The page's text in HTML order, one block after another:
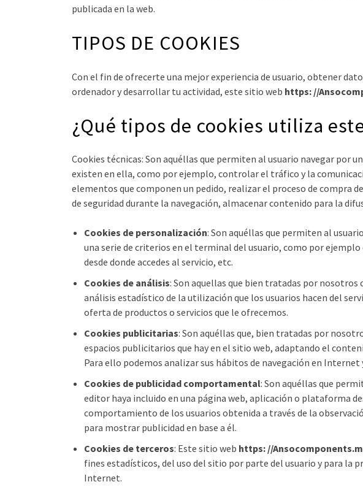
publicada en la web.
TIPOS DE COOKIES
Con el fin de ofrecerte una mejor experiencia de usuario, obtener
ordenador y desarrollar tu actividad, este sitio web https: //
¿Qué tipos de cookies utiliza
Cookies técnicas: Son aquéllas que permiten al usuario navegar por
existen en ella, como por ejemplo, controlar el tráfico y la
elementos que componen un pedido, realizar el proceso de compra
de seguridad durante la navegación, almacenar contenido para la
Cookies de personalización: Son aquéllas que permiten al
una serie de criterios en el terminal del usuario, como por
desde donde accedes al servicio, etc.
Cookies de análisis: Son aquellas que bien tratadas por
análisis estadístico de la utilización que los usuarios hacen del
oferta de productos o servicios que le ofrecemos.
Cookies publicitarias: Son aquéllas que, bien tratadas por
espacios publicitarios que hay en el sitio web, adaptando el
Para ello podemos analizar sus hábitos de navegación en
Cookies de publicidad comportamental: Son aquéllas que
editor haya incluido en una página web, aplicación o plataforma
comportamiento de los usuarios obtenida a través de la
para mostrar publicidad en base a él.
Cookies de terceros: Este sitio web https: //
fines estadísticos, del uso del sitio por parte del usuario y para la
Internet.